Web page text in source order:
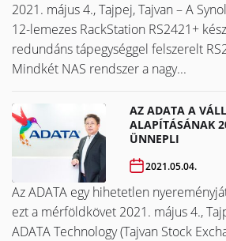
2021. május 4., Tajpej, Tajvan – A
12-lemezes RackStation RS2421+
redundáns tápegységgel felszerelt
Mindkét NAS rendszer a nagy...
AZ ADATA A
ALAPÍTÁSÁNAK
ÜNNEPLI
2021.05.04.
Az ADATA egy hihetetlen
ezt a mérföldkövet ​​​​​​​2021. május 4.,
ADATA Technology (Tajvan Stock